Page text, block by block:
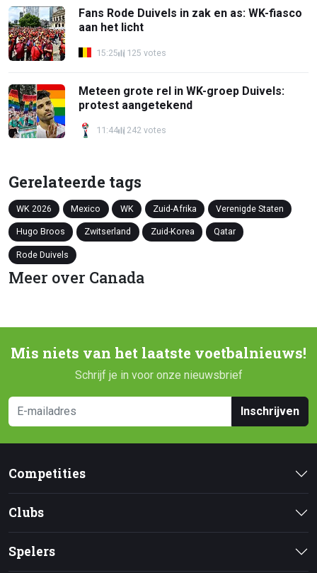
Fans Rode Duivels in zak en as: WK-fiasco
aan het licht
15:25 125 votes
Meteen grote rel in WK-groep Duivels:
protest aangetekend
11:44 242 votes
Gerelateerde tags
WK 2026 Mexico WK Zuid-Afrika Verenigde Staten
Hugo Broos Zwitserland Zuid-Korea Qatar
Rode Duivels
Meer over Canada
Mis niets van het laatste voetbalnieuws!
Schrijf je in voor onze nieuwsbrief
Inschrijven
Competities
Clubs
Spelers